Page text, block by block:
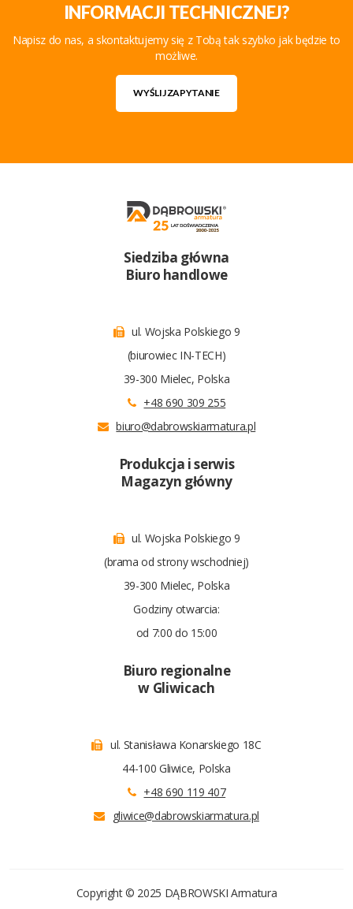
INFORMACJI TECHNICZNEJ?
Napisz do nas, a skontaktujemy się z Tobą tak szybko jak będzie to
możliwe.
WYŚLIJ ZAPYTANIE
Siedziba główna
Biuro handlowe
ul. Wojska Polskiego 9
(biurowiec IN-TECH)
39-300 Mielec, Polska
+48 690 309 255
biuro@dabrowskiarmatura.pl
Produkcja i serwis
Magazyn główny
ul. Wojska Polskiego 9
(brama od strony wschodniej)
39-300 Mielec, Polska
Godziny otwarcia:
od 7:00 do 15:00
Biuro regionalne
w Gliwicach
ul. Stanisława Konarskiego 18C
44-100 Gliwice, Polska
+48 690 119 407
gliwice@dabrowskiarmatura.pl
Copyright © 2025 DĄBROWSKI Armatura